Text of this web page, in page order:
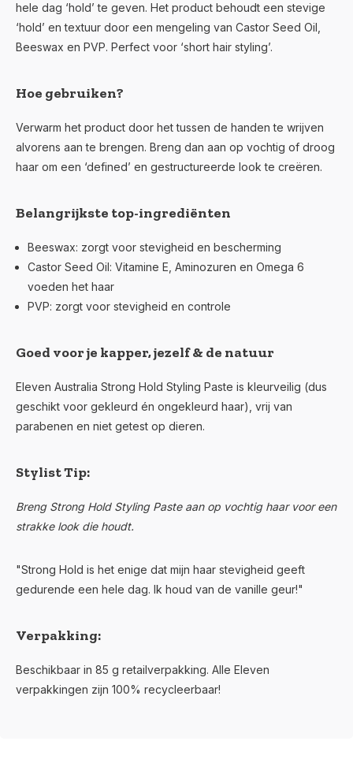
hele dag ‘hold’ te geven. Het product behoudt een stevige
‘hold’ en textuur door een mengeling van Castor Seed Oil,
Beeswax en PVP. Perfect voor ‘short hair styling’.
Hoe gebruiken?
Verwarm het product door het tussen de handen te wrijven
alvorens aan te brengen. Breng dan aan op vochtig of droog
haar om een ‘defined’ en gestructureerde look te creëren.
Belangrijkste top-ingrediënten
Beeswax: zorgt voor stevigheid en bescherming
Castor Seed Oil: Vitamine E, Aminozuren en Omega 6
voeden het haar
PVP: zorgt voor stevigheid en controle
Goed voor je kapper, jezelf & de natuur
Eleven Australia Strong Hold Styling Paste is kleurveilig (dus
geschikt voor gekleurd én ongekleurd haar), vrij van
parabenen en niet getest op dieren.
Stylist Tip:
Breng Strong Hold Styling Paste aan op vochtig haar voor een
strakke look die houdt.
"Strong Hold is het enige dat mijn haar stevigheid geeft
gedurende een hele dag. Ik houd van de vanille geur!"
Verpakking:
Beschikbaar in 85 g retailverpakking. Alle Eleven
verpakkingen zijn 100% recycleerbaar!